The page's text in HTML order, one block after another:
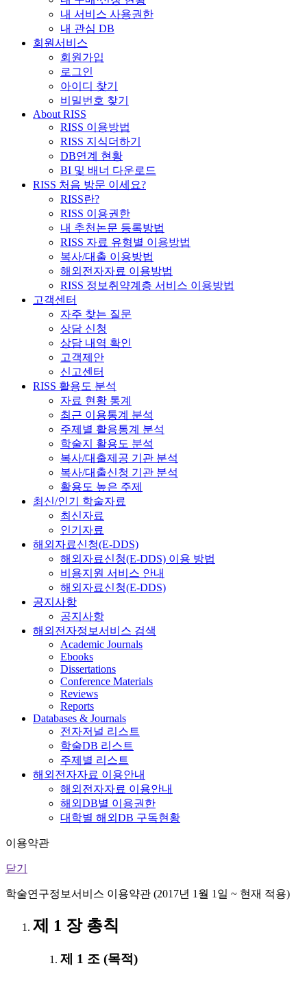
내 서비스 사용권한
내 관심 DB
회원서비스
회원가입
로그인
아이디 찾기
비밀번호 찾기
About RISS
RISS 이용방법
RISS 지식더하기
DB연계 현황
BI 및 배너 다운로드
RISS 처음 방문 이세요?
RISS란?
RISS 이용권한
내 추천논문 등록방법
RISS 자료 유형별 이용방법
복사/대출 이용방법
해외전자자료 이용방법
RISS 정보취약계층 서비스 이용방법
고객센터
자주 찾는 질문
상담 신청
상담 내역 확인
고객제안
신고센터
RISS 활용도 분석
자료 현황 통계
최근 이용통계 분석
주제별 활용통계 분석
학술지 활용도 분석
복사/대출제공 기관 분석
복사/대출신청 기관 분석
활용도 높은 주제
최신/인기 학술자료
최신자료
인기자료
해외자료신청(E-DDS)
해외자료신청(E-DDS) 이용 방법
비용지원 서비스 안내
해외자료신청(E-DDS)
공지사항
공지사항
해외전자정보서비스 검색
Academic Journals
Ebooks
Dissertations
Conference Materials
Reviews
Reports
Databases & Journals
전자저널 리스트
학술DB 리스트
주제별 리스트
해외전자자료 이용안내
해외전자자료 이용안내
해외DB별 이용권한
대학별 해외DB 구독현황
이용약관
닫기
학술연구정보서비스 이용약관 (2017년 1월 1일 ~ 현재 적용)
제 1 장 총칙
제 1 조 (목적)